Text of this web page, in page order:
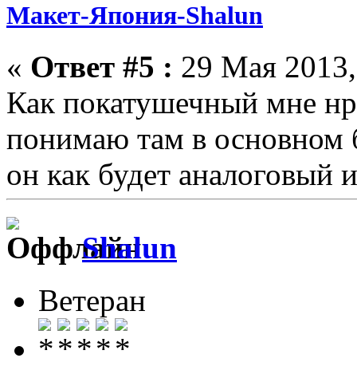
Макет-Япония-Shalun
« Ответ #5 : 29 Мая
Как покатушечный мне
понимаю там в основном
он как будет аналоговый
Shalun
Ветеран